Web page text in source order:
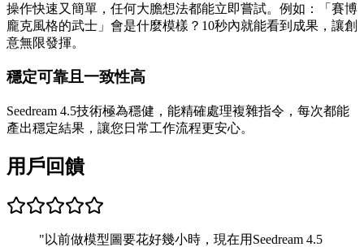
操作快速又簡單，任何大膽想法都能立即嘗試。例如：「賽博
龐克風格的武士」會是什麼模樣？10秒內就能看到成果，讓創
意無限發揮。
穩定可靠且一致性高
Seedream 4.5技術極為穩健，能精確處理複雜指令，每次都能
產出穩定結果，讓您日常工作流程更安心。
用戶回饋
" 以前做模型圖要花好幾小時，現在用Seedream 4.5